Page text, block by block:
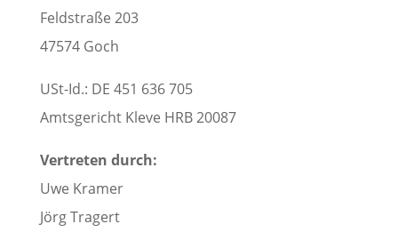
Feldstraße 203
47574 Goch
USt-Id.: DE 451 636 705
Amtsgericht Kleve HRB 20087
Vertreten durch:
Uwe Kramer
Jörg Tragert